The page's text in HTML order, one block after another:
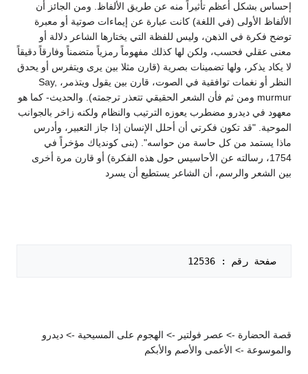
إحساس بشكل أعظم تأثيراً منه عن طريق الألفاظ. ومن الجائز أن
الألفاظ الأولى (في اللغة) كانت عبارة عن إيماءات صوتية أو معبرة
توضح فكرة في الذهن، وليس للفظة التي يختارها الشاعر دلالة أو
معنى عقلي فحسب، ولكن لها كذلك مفهوماً رمزياً متضمناً وفارقاً دقيقاً
لا يكاد يذكر، ولها تضمينات بصرية (قارن مثلا بين يرى ويتفرس أو يحدق
النظر أو نغمات توافقية في الصوت، قارن بين يقول ويتذمر، Say,
murmur ومن ثم فأن الشعر الحقيقي تتعذر ترجمته). والحديث- كما هو
معهود في ديدرو مضطرب يعوزه الترتيب والنظام ولكنه زاخر بالجوانب
الموحية. "قد تكون فكرتي أن أحلل الإنسان إذا جاز التعبير، وأدرس
ماذا يستمد من كل حاسة من حواسه". (بنى كوندياك مؤخراً في
1754، رسالته عن الأحاسيس حول هذه الفكرة) أو قارن مرة أخرى
بين الشعر والرسم، أن الشاعر يستطيع أن يسرد
صفحة رقم : 12536
قصة الحضارة -> عصر فولتير -> الهجوم على المسيحية -> ديدرو
والموسوعة -> الأعمى والأصم والأبكم